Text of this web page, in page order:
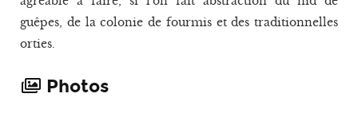
guêpes, de la colonie de fourmis et des traditionnelles
orties.
Photos